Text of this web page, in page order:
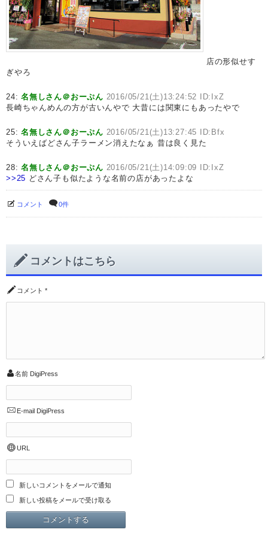
店の形似せす
ぎやろ
24:名無しさん＠おーぷん 2016/05/21(土)13:24:52 ID:IxZ
長崎ちゃんめんの方が古いんやで 大昔には関東にもあったやで
25:名無しさん＠おーぷん 2016/05/21(土)13:27:45 ID:Bfx
そういえばどさん子ラーメン消えたなぁ 昔は良く見た
28:名無しさん＠おーぷん 2016/05/21(土)14:09:09 ID:IxZ
>>25 どさん子も似たような名前の店があったよな
コメント 0件
コメントはこちら
コメント *
名前 DigiPress
E-mail DigiPress
URL
新しいコメントをメールで通知
新しい投稿をメールで受け取る